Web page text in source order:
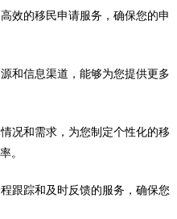
效的移民申请服务，确保您的申
和信息渠道，能够为您提供更多
况和需求，为您制定个性化的移
。
跟踪和及时反馈的服务，确保您